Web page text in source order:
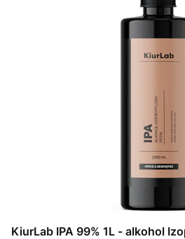
KiurLab IPA 99% 1L - alkohol Izopropylowy do